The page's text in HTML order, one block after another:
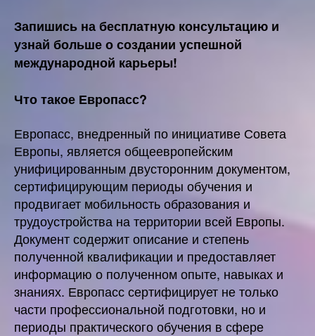
Запишись на бесплатную консультацию и
узнай больше о создании успешной
международной карьеры!
Что такое Европасс?
Европасс, внедренный по инициативе Совета
Европы, является общеевропейским
унифицированным двусторонним документом,
сертифицирующим периоды обучения и
продвигает мобильность образования и
трудоустройства на территории всей Европы.
Документ содержит описание и степень
полученной квалификации и предоставляет
информацию о полученном опыте, навыках и
знаниях. Европасс сертифицирует не только
части профессиональной подготовки, но и
периоды практического обучения в сфере